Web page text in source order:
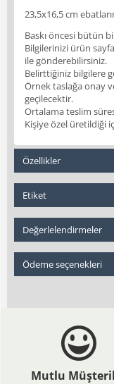
23,5x16,5 cm
Baskı öncesi bütün
Bilgilerinizi ürün
ile gönderebilirsiniz.
Belirttiğiniz bilgilere
Örnek taslağa onay
geçilecektir.
Ortalama teslim
Kişiye özel üretildiği
Özellikler
Etiket
Değerlelendirmeler
Ödeme seçenekleri
Mutlu